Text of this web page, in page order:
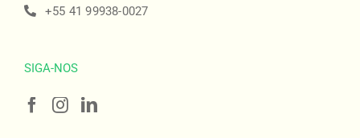
+55 41 99938-0027
SIGA-NOS